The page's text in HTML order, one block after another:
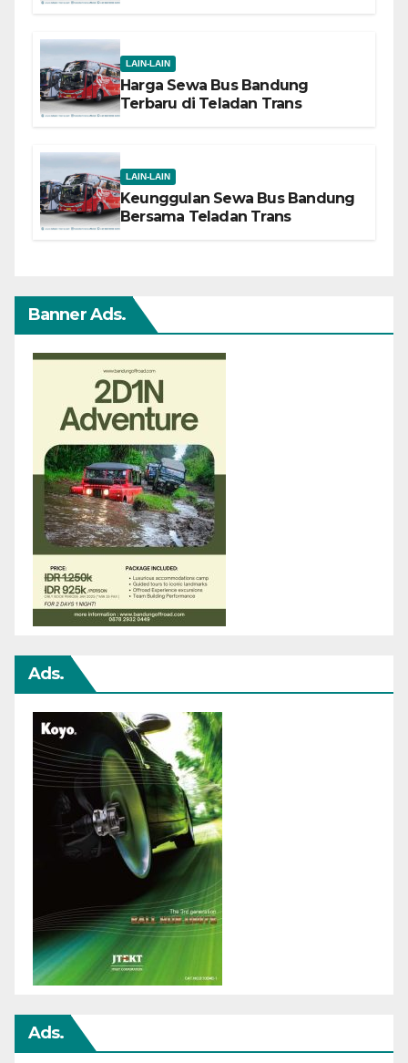
LAIN-LAIN
Harga Sewa Bus Bandung
Terbaru di Teladan Trans
LAIN-LAIN
Keunggulan Sewa Bus Bandung
Bersama Teladan Trans
Banner Ads.
Ads.
Ads.